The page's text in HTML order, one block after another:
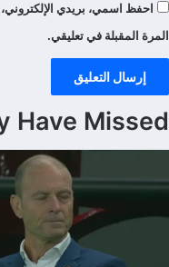
احفظ اسمي، بريدي
المرة المقبلة في تعليقي.
Have Missed